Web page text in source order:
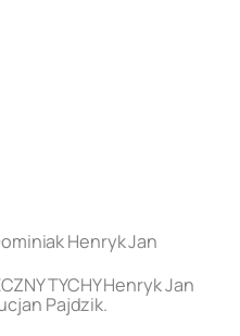
Henryk Jan
TYCHY Henryk Jan
Pajdzik.